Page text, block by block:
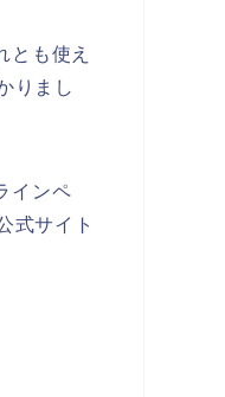
とも使え
りまし
インペ
式サイト